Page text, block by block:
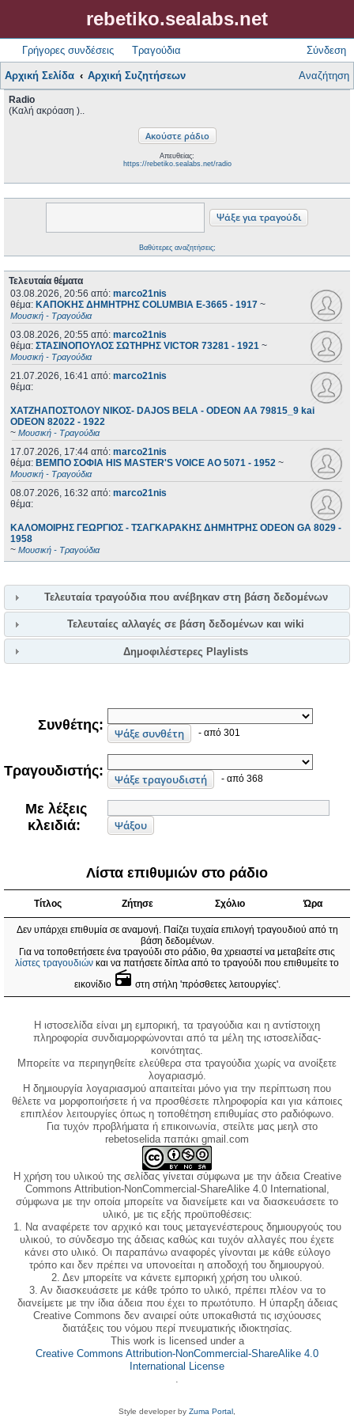
rebetiko.sealabs.net
Γρήγορες συνδέσεις Τραγούδια Σύνδεση
Αρχική Σελίδα Αρχική Συζητήσεων Αναζήτηση
Radio
(Καλή ακρόαση )..
Απευθείας:
https://rebetiko.sealabs.net/radio
Βαθύτερες αναζητήσεις;
Τελευταία θέματα
03.08.2026, 20:56 από: marco21nis
θέμα: ΚΑΠΟΚΗΣ ΔΗΜΗΤΡΗΣ COLUMBIA E-3665 - 1917 ~
Μουσική - Τραγούδια
03.08.2026, 20:55 από: marco21nis
θέμα: ΣΤΑΣΙΝΟΠΟΥΛΟΣ ΣΩΤΗΡΗΣ VICTOR 73281 - 1921 ~
Μουσική - Τραγούδια
21.07.2026, 16:41 από: marco21nis
θέμα:
ΧΑΤΖΗΑΠΟΣΤΟΛΟΥ ΝΙΚΟΣ- DAJOS BELA - ODEON AA 79815_9 kai
ODEON 82022 - 1922
~ Μουσική - Τραγούδια
17.07.2026, 17:44 από: marco21nis
θέμα: ΒΕΜΠΟ ΣΟΦΙΑ HIS MASTER'S VOICE AO 5071 - 1952 ~
Μουσική - Τραγούδια
08.07.2026, 16:32 από: marco21nis
θέμα:
ΚΑΛΟΜΟΙΡΗΣ ΓΕΩΡΓΙΟΣ - ΤΣΑΓΚΑΡΑΚΗΣ ΔΗΜΗΤΡΗΣ ODEON GA 8029 -
1958
~ Μουσική - Τραγούδια
Τελευταία τραγούδια που ανέβηκαν στη βάση δεδομένων
Τελευταίες αλλαγές σε βάση δεδομένων και wiki
Δημοφιλέστερες Playlists
Συνθέτης:
- από 301
Τραγουδιστής:
- από 368
Με λέξεις
κλειδιά:
Λίστα επιθυμιών στο ράδιο
Τίτλος Ζήτησε Σχόλιο Ώρα
Δεν υπάρχει επιθυμία σε αναμονή. Παίζει τυχαία επιλογή τραγουδιού από τη
βάση δεδομένων.
Για να τοποθετήσετε ένα τραγούδι στο ράδιο, θα χρειαστεί να μεταβείτε στις
λίστες τραγουδιών και να πατήσετε δίπλα από το τραγούδι που επιθυμείτε το
εικονίδιο radio στη στήλη 'πρόσθετες λειτουργίες'.
Η ιστοσελίδα είναι μη εμπορική, τα τραγούδια και η αντίστοιχη
πληροφορία συνδιαμορφώνονται από τα μέλη της ιστοσελίδας-
κοινότητας.
Μπορείτε να περιηγηθείτε ελεύθερα στα τραγούδια χωρίς να ανοίξετε
λογαριασμό.
Η δημιουργία λογαριασμού απαιτείται μόνο για την περίπτωση που
θέλετε να μορφοποιήσετε ή να προσθέσετε πληροφορία και για κάποιες
επιπλέον λειτουργίες όπως η τοποθέτηση επιθυμίας στο ραδιόφωνο.
Για τυχόν προβλήματα ή επικοινωνία, στείλτε μας μεηλ στο
rebetoselida παπάκι gmail.com
Η χρήση του υλικού της σελίδας γίνεται σύμφωνα με την άδεια Creative
Commons Attribution-NonCommercial-ShareAlike 4.0 International,
σύμφωνα με την οποία μπορείτε να διανείμετε και να διασκευάσετε το
υλικό, με τις εξής προϋποθέσεις:
1. Να αναφέρετε τον αρχικό και τους μεταγενέστερους δημιουργούς του
υλικού, το σύνδεσμο της άδειας καθώς και τυχόν αλλαγές που έχετε
κάνει στο υλικό. Οι παραπάνω αναφορές γίνονται με κάθε εύλογο
τρόπο και δεν πρέπει να υπονοείται η αποδοχή του δημιουργού.
2. Δεν μπορείτε να κάνετε εμπορική χρήση του υλικού.
3. Αν διασκευάσετε με κάθε τρόπο το υλικό, πρέπει πλέον να το
διανείμετε με την ίδια άδεια που έχει το πρωτότυπο. Η ύπαρξη άδειας
Creative Commons δεν αναιρεί ούτε υποκαθιστά τις ισχύουσες
διατάξεις του νόμου περί πνευματικής ιδιοκτησίας.
This work is licensed under a
Creative Commons Attribution-NonCommercial-ShareAlike 4.0
International License
.
Style developer by Zuma Portal